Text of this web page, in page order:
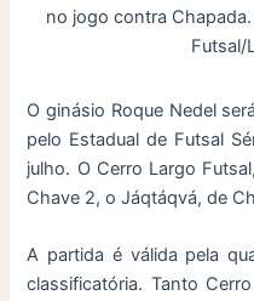
no jogo contra
Futsal/
O ginásio Roque Nedel
pelo Estadual de Futsal
julho. O Cerro Largo
Chave 2, o Jáqtáqvá, de
A partida é válida pela
classificatória. Tanto